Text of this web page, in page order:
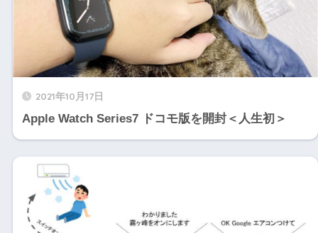
2021年10月17日
Apple Watch Series7 ドコモ版を開封＜人生初＞